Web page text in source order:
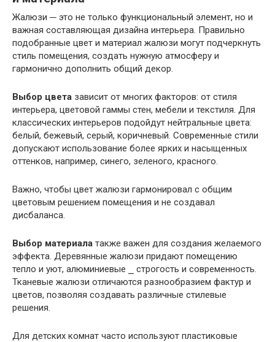
Жалюзи ─ это не только функциональный элемент, но и
важная составляющая дизайна интерьера. Правильно
подобранные цвет и материал жалюзи могут подчеркнуть
стиль помещения, создать нужную атмосферу и
гармонично дополнить общий декор.
Выбор цвета зависит от многих факторов: от стиля
интерьера, цветовой гаммы стен, мебели и текстиля. Для
классических интерьеров подойдут нейтральные цвета:
белый, бежевый, серый, коричневый. Современные стили
допускают использование более ярких и насыщенных
оттенков, например, синего, зеленого, красного.
Важно, чтобы цвет жалюзи гармонировал с общим
цветовым решением помещения и не создавал
дисбаланса.
Выбор материала также важен для создания желаемого
эффекта. Деревянные жалюзи придают помещению
тепло и уют, алюминиевые ⎯ строгость и современность.
Тканевые жалюзи отличаются разнообразием фактур и
цветов, позволяя создавать различные стилевые
решения.
Для детских комнат часто используют пластиковые